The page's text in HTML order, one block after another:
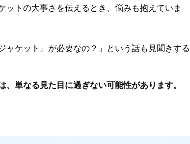
ットの大事さを伝えるとき、悩みも抱えていま
ャケット』が必要なの？」という話も見聞きする
、単なる見た目に過ぎない可能性があります。